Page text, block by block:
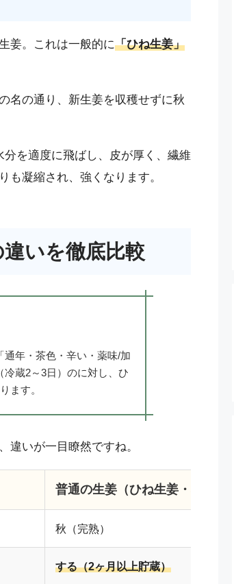
姜。これは一般的に「ひね生姜」
名の通り、新生姜を収穫せずに秋
分を適度に飛ばし、皮が厚く、繊維
も凝縮され、強くなります。
違いを徹底比較
年・茶色・辛い・薬味/加
蔵2～3日）のに対し、ひ
ます。
違いが一目瞭然ですね。
普通の生姜（ひね生姜・根生姜）
秋（完熟）
する（2ヶ月以上貯蔵）